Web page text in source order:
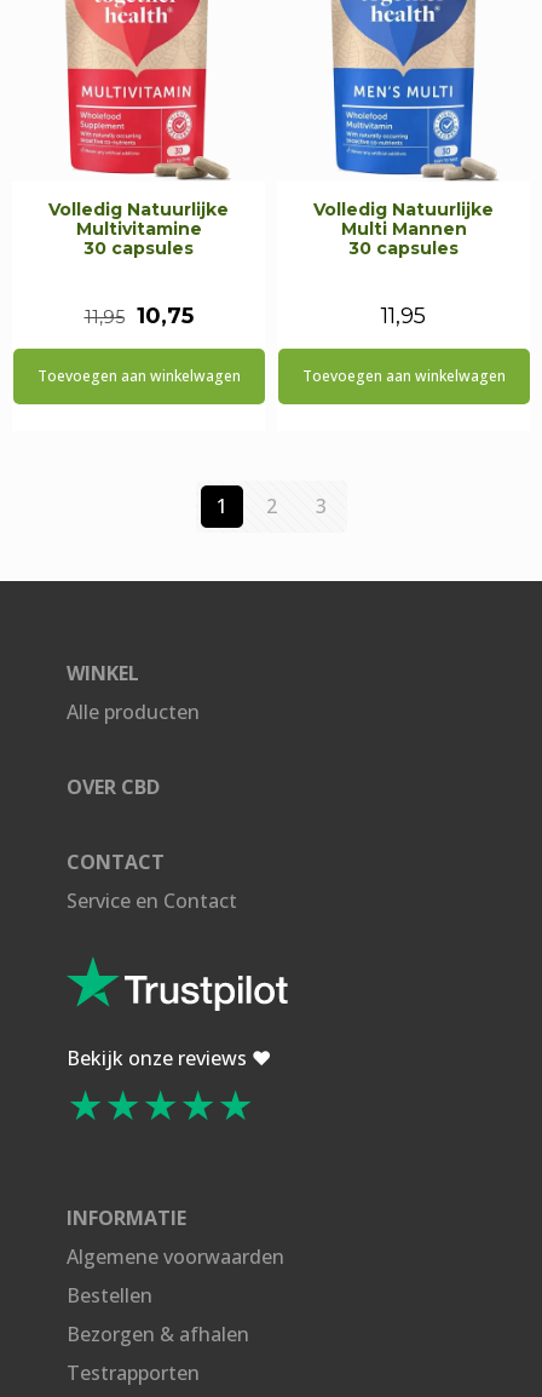
Volledig Natuurlijke
Multivitamine
30 capsules
11,95 Oorspronkelijke
prijs
10,75Huidige
prijs
Toevoegen aan winkelwagen
Volledig Natuurlijke
Multi Mannen
30 capsules
11,95
Toevoegen aan winkelwagen
1 2 3
WINKEL
Alle producten
OVER CBD
CONTACT
Service en Contact
Bekijk onze reviews ❤️
★★★★★
INFORMATIE
Algemene voorwaarden
Bestellen
Bezorgen & afhalen
Testrapporten